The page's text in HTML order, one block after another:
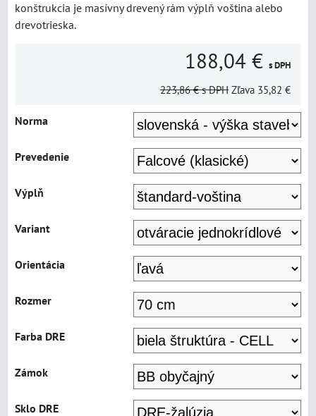
konštrukcia je masívny drevený rám výplň voština alebo
drevotrieska.
188,04 € s DPH
223,86 € s DPH Zľava 35,82 €
Norma
Prevedenie
Výplň
Variant
Orientácia
Rozmer
Farba DRE
Zámok
Sklo DRE